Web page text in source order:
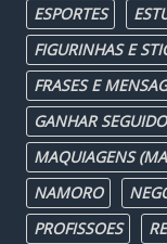
ESPORTES
FIGURINHAS E
FRASES E
GANHAR
MAQUIAGENS
NAMORO
PROFISSOES